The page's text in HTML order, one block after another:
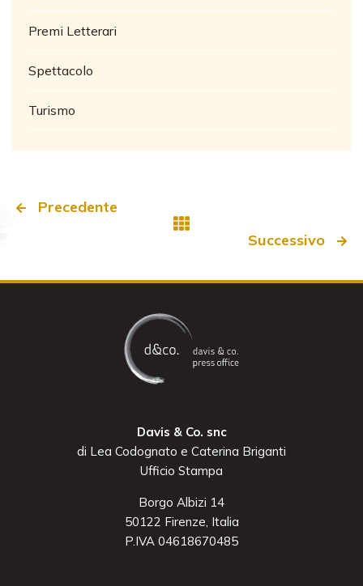
Premi Letterari
Spettacolo
Turismo
Precedente
Successivo
Davis & Co. snc
di Lea Codognato e Caterina Briganti
Ufficio Stampa
Borgo Albizi 14
50122 Firenze, Italia
P.IVA 04618670485